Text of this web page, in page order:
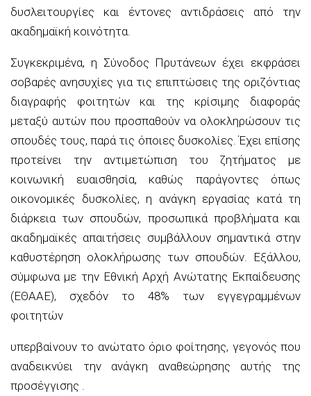
δυσλειτουργίες και έντονες αντιδράσεις από την
ακαδημαϊκή κοινότητα.
Συγκεκριμένα, η Σύνοδος Πρυτάνεων έχει εκφράσει
σοβαρές ανησυχίες για τις επιπτώσεις της οριζόντιας
διαγραφής φοιτητών και της κρίσιμης διαφοράς
μεταξύ αυτών που προσπαθούν να ολοκληρώσουν τις
σπουδές τους, παρά τις όποιες δυσκολίες. Έχει επίσης
προτείνει την αντιμετώπιση του ζητήματος με
κοινωνική ευαισθησία, καθώς παράγοντες όπως
οικονομικές δυσκολίες, η ανάγκη εργασίας κατά τη
διάρκεια των σπουδών, προσωπικά προβλήματα και
ακαδημαϊκές απαιτήσεις συμβάλλουν σημαντικά στην
καθυστέρηση ολοκλήρωσης των σπουδών. Εξάλλου,
σύμφωνα με την Εθνική Αρχή Ανώτατης Εκπαίδευσης
(ΕΘΑΑΕ), σχεδόν το 48% των εγγεγραμμένων
φοιτητών
υπερβαίνουν το ανώτατο όριο φοίτησης, γεγονός που
αναδεικνύει την ανάγκη αναθεώρησης αυτής της
προσέγγισης .